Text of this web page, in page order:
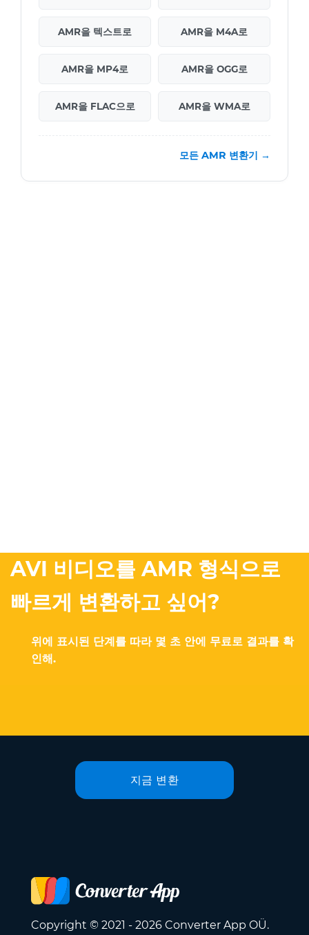
AMR을 텍스트로 AMR을 M4A로
AMR을 MP4로 AMR을 OGG로
AMR을 FLAC으로 AMR을 WMA로
모든 AMR 변환기 →
AVI 비디오를 AMR 형식으로
빠르게 변환하고 싶어?
위에 표시된 단계를 따라 몇 초 안에 무료로 결과를 확
인해.
지금 변환
Copyright © 2021 - 2026 Converter App OÜ.